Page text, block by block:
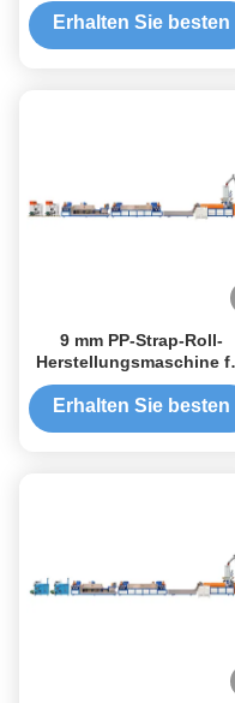
Streifen, 110 mm Band-
Erhalten Sie besten
9 mm PP-Strap-Roll-
Herstellungsmaschine
Kartonverpackungen
Erhalten Sie besten